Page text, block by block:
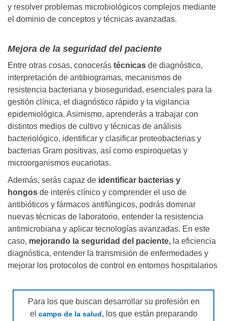
y resolver problemas microbiológicos complejos mediante
el dominio de conceptos y técnicas avanzadas.
Mejora de la seguridad del paciente
Entre otras cosas, conocerás técnicas de diagnóstico,
interpretación de antibiogramas, mecanismos de
resistencia bacteriana y bioseguridad, esenciales para la
gestión clínica, el diagnóstico rápido y la vigilancia
epidemiológica. Asimismo, aprenderás a trabajar con
distintos medios de cultivo y técnicas de análisis
bacteriológico, identificar y clasificar proteobacterias y
bacterias Gram positivas, así como espiroquetas y
microorganismos eucariotas.
Además, serás capaz de identificar bacterias y
hongos de interés clínico y comprender el uso de
antibióticos y fármacos antifúngicos, podrás dominar
nuevas técnicas de laboratorio, entender la resistencia
antimicrobiana y aplicar tecnologías avanzadas. En este
caso, mejorando la seguridad del paciente, la eficiencia
diagnóstica, entender la transmisión de enfermedades y
mejorar los protocolos de control en entornos hospitalarios
Para los que buscan desarrollar su profesión en
el campo de la salud, los que están preparando